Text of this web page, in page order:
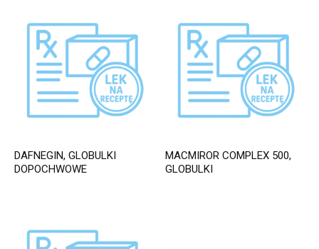
DAFNEGIN, GLOBULKI
DOPOCHWOWE
MACMIROR COMPLEX 500,
GLOBULKI